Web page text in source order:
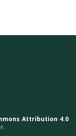
Attribution 4.0